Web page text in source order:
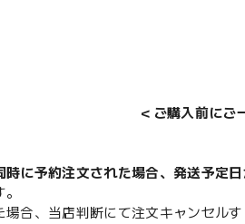
＜ご購入前にご
時に予約注文された場合、発送予定
場合、当店判断にて注文キャンセルす